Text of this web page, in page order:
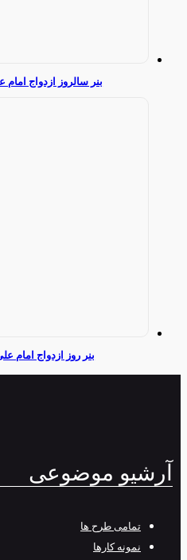
بنر سالروز ازدواج
بنر روز ازدواج
آرشیو موضوعی
تمامی طرح‌ ها
نمونه کارها